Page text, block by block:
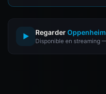
▶ Regarder
Disponible en streaming